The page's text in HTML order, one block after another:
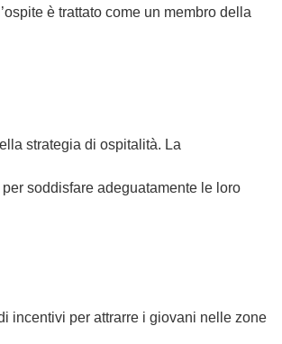
è trattato come un membro della
strategia di ospitalità. La
soddisfare adeguatamente le loro
incentivi per attrarre i giovani nelle zone